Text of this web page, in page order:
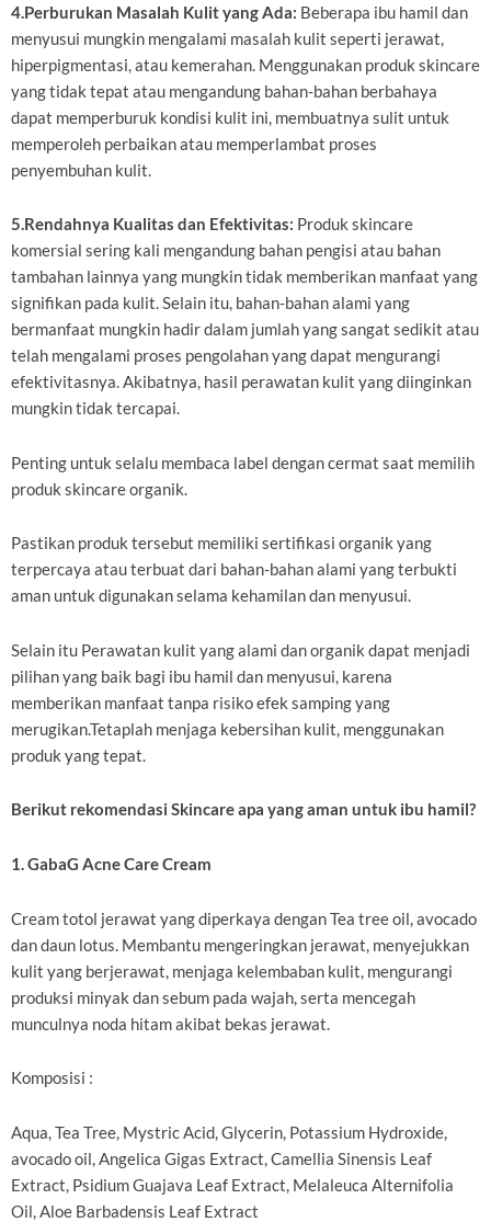
4.Perburukan Masalah Kulit yang Ada: Beberapa ibu hamil dan
menyusui mungkin mengalami masalah kulit seperti jerawat,
hiperpigmentasi, atau kemerahan. Menggunakan produk skincare
yang tidak tepat atau mengandung bahan-bahan berbahaya
dapat memperburuk kondisi kulit ini, membuatnya sulit untuk
memperoleh perbaikan atau memperlambat proses
penyembuhan kulit.
5.Rendahnya Kualitas dan Efektivitas: Produk skincare
komersial sering kali mengandung bahan pengisi atau bahan
tambahan lainnya yang mungkin tidak memberikan manfaat yang
signifikan pada kulit. Selain itu, bahan-bahan alami yang
bermanfaat mungkin hadir dalam jumlah yang sangat sedikit atau
telah mengalami proses pengolahan yang dapat mengurangi
efektivitasnya. Akibatnya, hasil perawatan kulit yang diinginkan
mungkin tidak tercapai.
Penting untuk selalu membaca label dengan cermat saat memilih
produk skincare organik.
Pastikan produk tersebut memiliki sertifikasi organik yang
terpercaya atau terbuat dari bahan-bahan alami yang terbukti
aman untuk digunakan selama kehamilan dan menyusui.
Selain itu Perawatan kulit yang alami dan organik dapat menjadi
pilihan yang baik bagi ibu hamil dan menyusui, karena
memberikan manfaat tanpa risiko efek samping yang
merugikan.Tetaplah menjaga kebersihan kulit, menggunakan
produk yang tepat.
Berikut rekomendasi Skincare apa yang aman untuk ibu hamil?
1. GabaG Acne Care Cream
Cream totol jerawat yang diperkaya dengan Tea tree oil, avocado
dan daun lotus. Membantu mengeringkan jerawat, menyejukkan
kulit yang berjerawat, menjaga kelembaban kulit, mengurangi
produksi minyak dan sebum pada wajah, serta mencegah
munculnya noda hitam akibat bekas jerawat.
Komposisi :
Aqua, Tea Tree, Mystric Acid, Glycerin, Potassium Hydroxide,
avocado oil, Angelica Gigas Extract, Camellia Sinensis Leaf
Extract, Psidium Guajava Leaf Extract, Melaleuca Alternifolia
Oil, Aloe Barbadensis Leaf Extract